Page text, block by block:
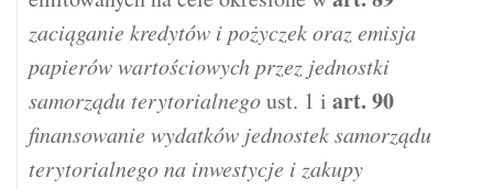
zaciąganie kredytów i pożyczek oraz emisja
papierów wartościowych przez jednostki
samorządu terytorialnegoust. 1 i art. 90
finansowanie wydatków jednostek samorządu
terytorialnego na inwestycje i zakupy